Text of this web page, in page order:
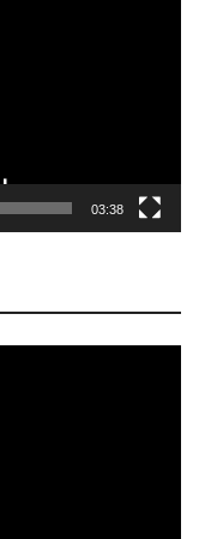
03:38